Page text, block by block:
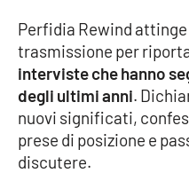
Cronaca
Cultura
Economia e Lavoro
Perfidia Rewind
trasmissione per
interviste che hanno
degli ultimi anni.
nuovi significati,
prese di posizione e
discutere.